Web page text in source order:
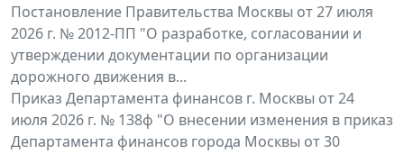
Постановление Правительства Москвы от 27 июля
2026 г. № 2012-ПП "О разработке, согласовании и
утверждении документации по организации
дорожного движения в...
Приказ Департамента финансов г. Москвы от 24
июля 2026 г. № 138ф "О внесении изменения в приказ
Департамента финансов города Москвы от 30